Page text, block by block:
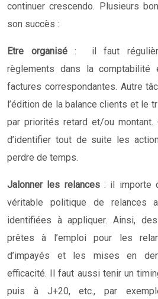
continuer crescendo. Plusieurs
son succès :
Etre organisé: il faut
règlements dans la
factures correspondantes. Autre
l’édition de la balance clients et le
par priorités retard et/ou
d’identifier tout de suite les
perdre de temps.
Jalonner les relances : il importe
véritable politique de relances
identifiées à appliquer. Ainsi,
prêtes à l’emploi pour les
d’impayés et les mises en
efficacité. Il faut aussi tenir un
puis à J+20, etc., par